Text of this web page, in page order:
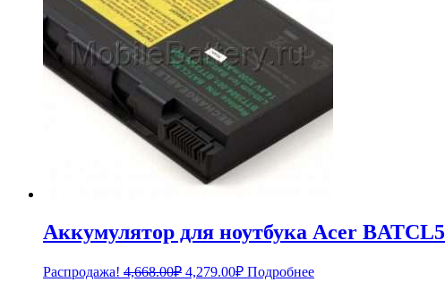
Аккумулятор для ноутбука Acer
Распродажа! 4,668.00₽ Первоначальная
4,279.00₽Текущая
Подробнее